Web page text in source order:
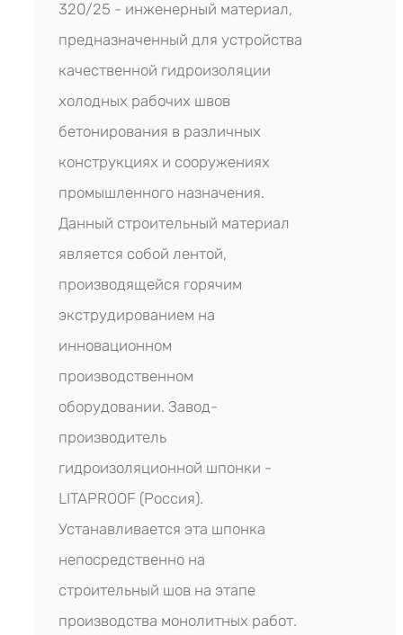
320/25 - инженерный материал,
предназначенный для устройства
качественной гидроизоляции
холодных рабочих швов
бетонирования в различных
конструкциях и сооружениях
промышленного назначения.
Данный строительный материал
является собой лентой,
производящейся горячим
экструдированием на
инновационном
производственном
оборудовании. Завод-
производитель
гидроизоляционной шпонки -
LITAPROOF (Россия).
Устанавливается эта шпонка
непосредственно на
строительный шов на этапе
производства монолитных работ.